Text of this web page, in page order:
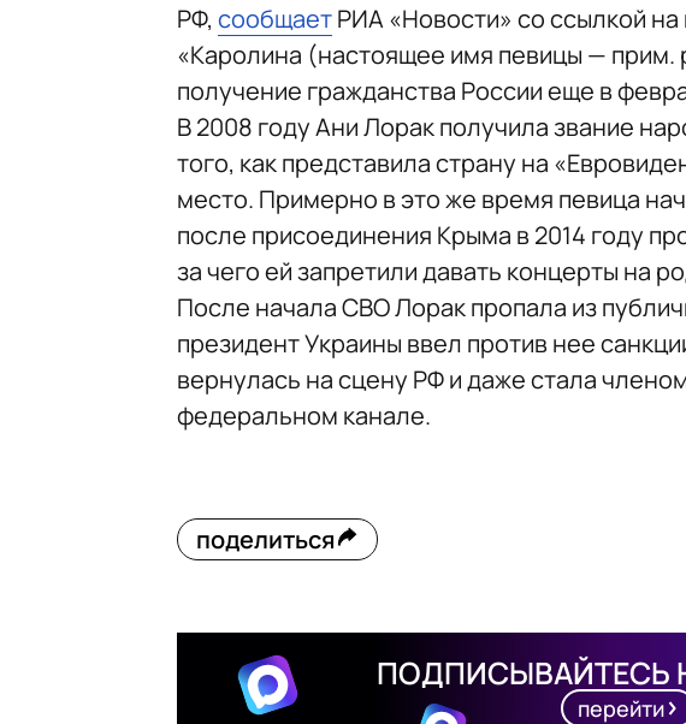
РФ, сообщаетРИА «Новости» со ссылкой на
«Каролина (настоящее имя певицы — прим.
получение гражданства России еще в
В 2008 году Ани Лорак получила звание
того, как представила страну на
место. Примерно в это же время певица
после присоединения Крыма в 2014 году
за чего ей запретили давать концерты на
После начала СВО Лорак пропала из
президент Украины ввел против нее
вернулась на сцену РФ и даже стала
федеральном канале.
поделиться
ПОДПИСЫВАЙТЕСЬ
перейти